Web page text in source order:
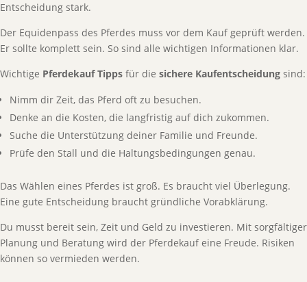
Entscheidung stark.
Der Equidenpass des Pferdes muss vor dem Kauf geprüft werden.
Er sollte komplett sein. So sind alle wichtigen Informationen klar.
Wichtige Pferdekauf Tipps für die sichere Kaufentscheidung sind:
Nimm dir Zeit, das Pferd oft zu besuchen.
Denke an die Kosten, die langfristig auf dich zukommen.
Suche die Unterstützung deiner Familie und Freunde.
Prüfe den Stall und die Haltungsbedingungen genau.
Das Wählen eines Pferdes ist groß. Es braucht viel Überlegung.
Eine gute Entscheidung braucht gründliche Vorabklärung.
Du musst bereit sein, Zeit und Geld zu investieren. Mit sorgfältiger
Planung und Beratung wird der Pferdekauf eine Freude. Risiken
können so vermieden werden.